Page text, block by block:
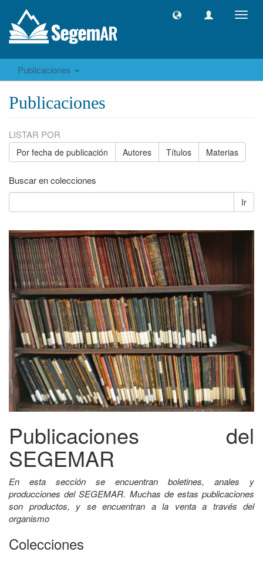
Publicaciones
Publicaciones
LISTAR POR
Por fecha de publicación Autores Títulos Materias
Buscar en colecciones
Ir
Publicaciones del
SEGEMAR
En esta sección se encuentran boletines, anales y
producciones del SEGEMAR. Muchas de estas publicaciones
son productos, y se encuentran a la venta a través del
organismo
Colecciones